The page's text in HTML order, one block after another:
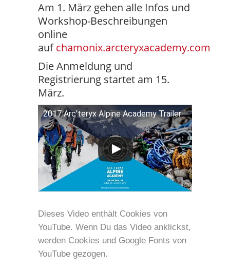
Am 1. März gehen alle Infos und
Workshop-Beschreibungen
online
aufchamonix.arcteryxacademy.com
Die Anmeldung und
Registrierung startet am 15.
März.
2017 Arc'teryx Alpine Academy Trailer
Dieses Video enthält Cookies von
YouTube. Wenn Du das Video anklickst,
werden Cookies und Google Fonts von
YouTube gezogen.